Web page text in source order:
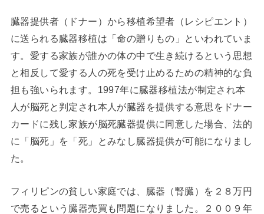
臓器提供者（ドナー）から移植希望者（レシピエント）
に送られる臓器移植は「命の贈りもの」といわれていま
す。愛する家族が誰かの体の中で生き続けるという思想
と相反して愛する人の死を受け止めるための精神的な負
担も強いられます。1997年に臓器移植法が制定され本
人が脳死と判定され本人が臓器を提供する意思をドナー
カードに残し家族が脳死臓器提供に同意した場合、法的
に「脳死」を「死」とみなし臓器提供が可能になりまし
た。
フィリピンの貧しい家庭では、臓器（腎臓）を２８万円
で売るという臓器売買も問題になりました。２００９年